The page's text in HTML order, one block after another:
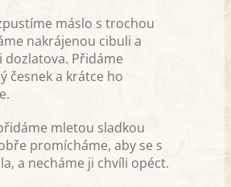
máslo s trochou
nakrájenou cibuli a
dozlatova. Přidáme
česnek a krátce ho
mletou sladkou
promícháme, aby se s
a necháme ji chvíli opéct.